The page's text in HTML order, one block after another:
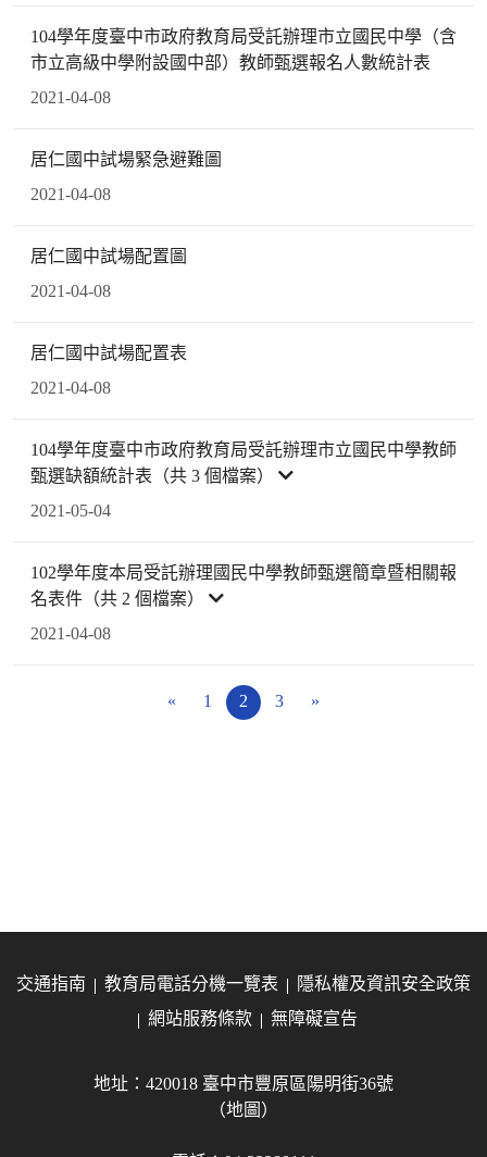
104學年度臺中市政府教育局受託辦理市立國民中學（含
市立高級中學附設國中部）教師甄選報名人數統計表
2021-04-08
居仁國中試場緊急避難圖
2021-04-08
居仁國中試場配置圖
2021-04-08
居仁國中試場配置表
2021-04-08
104學年度臺中市政府教育局受託辦理市立國民中學教師
甄選缺額統計表（共 3 個檔案）
2021-05-04
102學年度本局受託辦理國民中學教師甄選簡章暨相關報
名表件（共 2 個檔案）
2021-04-08
« 1 2 3 »
交通指南 教育局電話分機一覽表
隱私權及資訊安全政策
網站服務條款
無障礙宣告
地址：420018 臺中市豐原區陽明街36號
（地圖）